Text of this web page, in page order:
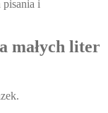
pisania i
małych liter